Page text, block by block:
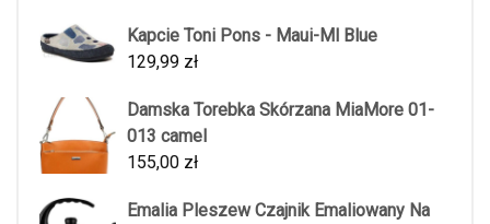
Kapcie Toni Pons - Maui-Ml Blue
129,99 zł
Damska Torebka Skórzana MiaMore 01-
013 camel
155,00 zł
Emalia Pleszew Czajnik Emaliowany Na